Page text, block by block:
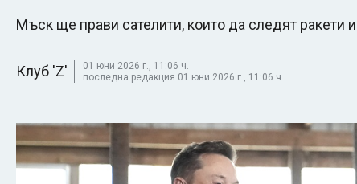
Мъск ще прави сателити, които да следят ракети
Клуб 'Z'
01 юни 2026 г., 11:06 ч.
последна редакция 01 юни 2026 г., 11:06 ч.